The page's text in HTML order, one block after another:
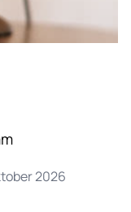
2026